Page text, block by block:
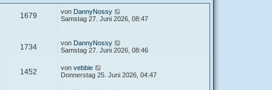
t
r
a
B
e
a
1679 von DannyNossy
Samstag 27. Juni 2026, 08:47
1734 von DannyNossy
Samstag 27. Juni 2026, 08:46
1452 von vebbie
Donnerstag 25. Juni 2026, 04:47